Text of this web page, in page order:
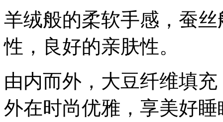
羊绒般的柔软手感，蚕
性，良好的亲肤性。
由内而外，大豆纤维填
外在时尚优雅，享美好睡